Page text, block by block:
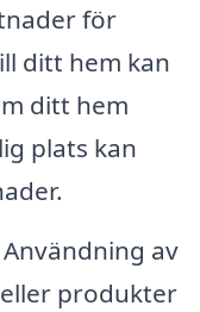
för
ditt hem kan
ditt hem
plats kan
Användning av
produkter